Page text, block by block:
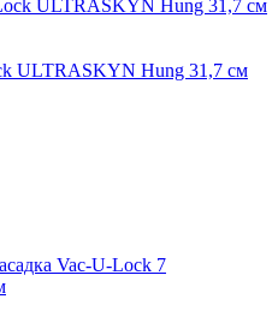
ULTRASKYN Hung 31,7 см